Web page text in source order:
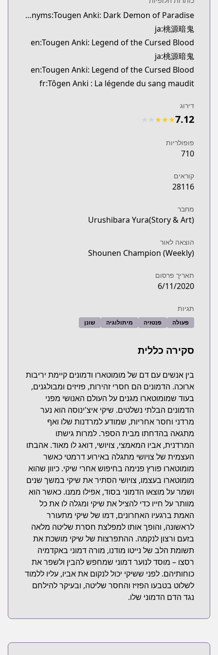
Kitsu
https://kitsu.app/manga/59155
MangaUpdates
MangaUpdates
www.mangaupdates.com/series.html?id=168526
Book☆Walker
https://bookwalker.jp/series/267197/list
Official English
series/tougen-anki-legend-of-the-cursed-blood
synonyms:Tougen Anki: Dark Demon of Paradise
ja:桃源暗鬼
en:Tougen Anki: Legend of the Cursed Blood
ja:桃源暗鬼
en:Tougen Anki: Legend of the Cursed Blood
fr:Tôgen Anki : La légende du sang maudit
דירוג
7.12
★
★
★
פופולריות
710
קוראים
28116
מחבר
Urushibara Yura(Story & Art)
הוצאה לאור
Shounen Champion (Weekly)
תאריך פרסום
6/11/2020
תגיות
פעולה פנטזיה מיתולוגיה שונן
סקירה כללית
בין אנשים עם דם של מומוטארו ודמונים קיימת יריבות
ארוכה. הדמונים הם חסרי זהירות, פזיזים ומבולגנים,
בעוד שמומוטארו מגנים על העולם האנושי מפני
הדמונים הבלתי נשלטים. שיקי איצ'ינוסה הוא נער
מרדני וחסר אחריות, שמודע למרדנות שלו ואף
מתגאה בהדחתו מבית הספר. למרות גישתו
המרדנית, אביו המאמצי, צויושי, דואג לו מאוד. אהבתו
העצמית של צויושי מתגלה באירוע דרמטי כאשר
מומוטארו פורץ פנימה בחיפוש אחרי שיקי. כיוון שהוא
מומוטארו בעצמו, צויושי הסתיר את שיקי במשך שנים
ושמר על מוצאו הדמוני בסוד, אפילו ממנו. כאשר הוא
מוותר על חייו כדי להציל את שיקי ומגלה לו את כל
האמת ברגעיו האחרונים, דמו של שיקי מתעורר
לראשונה, והופך אותו למפלצת חסרת שליטה מלאה
בזעם ורצון לנקמה. ההתפרצות של שיקי מושכת את
תשומת הלב של נייטו מודנו, מורה דמוני באקדמיה
רסצו – מוסד לנוער דמוני שמחפש להבין ולשפר את
כוחותיהם. לפני ששיקי יכול לנקום את אביו, עליו ללמוד
לשלוט בטבעו הפזיז והחסר שליטה, ובעיקר להילחם
נגד הדם הדמוני שלו.